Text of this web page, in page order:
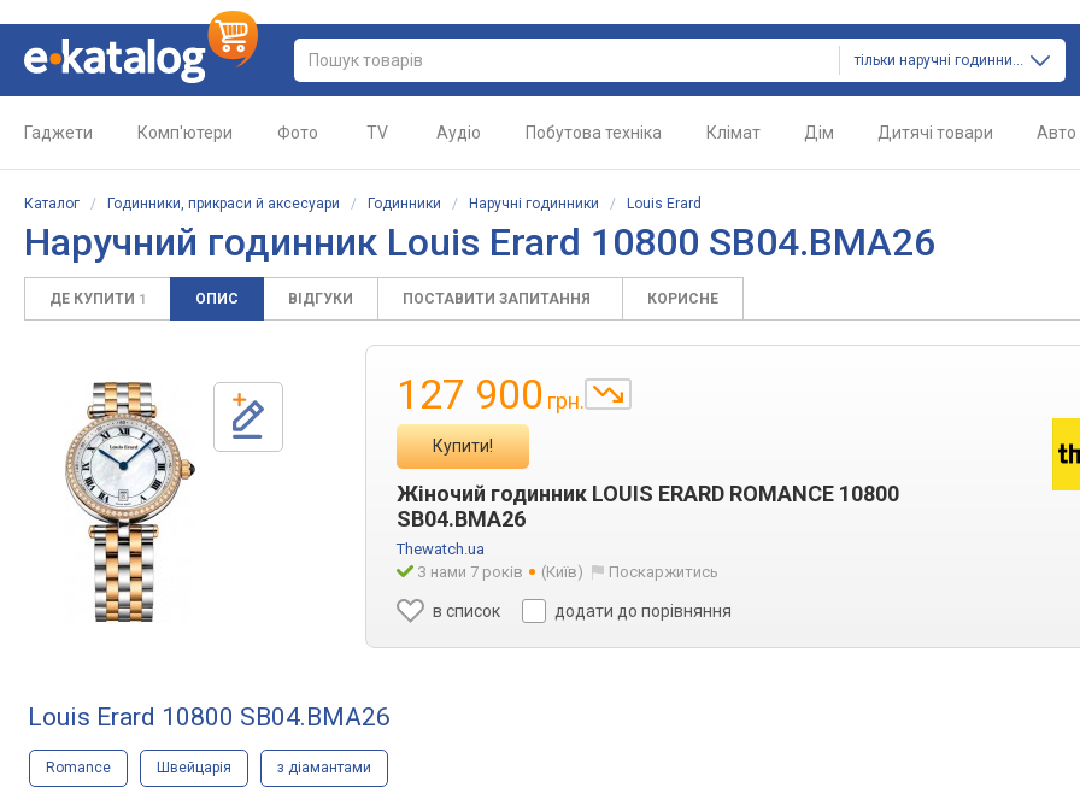
тільки наручні годинники
Гаджети Комп'ютери Фото TV Аудіо Побутова техніка Клімат Дім Дитячі товари Авто
Каталог / Годинники, прикраси й аксесуари / Годинники / Наручні годинники / Louis Erard
Наручний годинник Louis Erard 10800 SB04.BMA26
ДЕ КУПИТИ 1 ОПИС ВІДГУКИ ПОСТАВИТИ ЗАПИТАННЯ КОРИСНЕ
127 900 грн.
Купити!
Жіночий годинник LOUIS ERARD ROMANCE 10800
SB04.BMA26
Thewatch.ua
З нами 7 років
(Київ) Поскаржитись
в список додати до порівняння
Louis Erard 10800 SB04.BMA26
Romance Швейцарія з діамантами